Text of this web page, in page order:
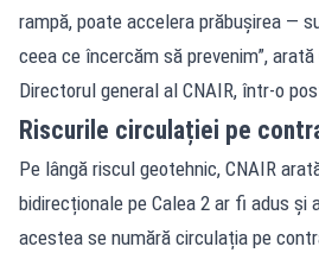
rampă, poate accelera prăbuşirea —
ceea ce încercăm să prevenim”,
Directorul general al CNAIR, într-o
Riscurile circulației pe
Pe lângă riscul geotehnic, CNAIR
bidirecționale pe Calea 2 ar fi adus și
acestea se numără circulația pe